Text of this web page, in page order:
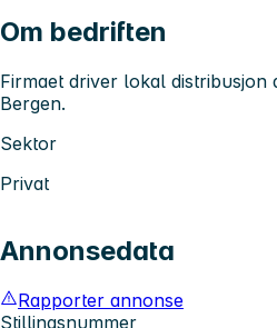
Om bedriften
Firmaet driver lokal
Bergen.
Sektor
Privat
Annonsedata
Rapporter annonse
Stillingsnummer